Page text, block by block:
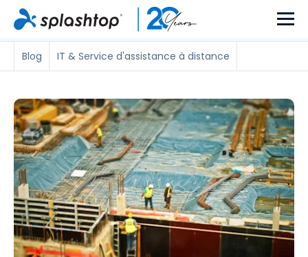
Blog IT & Service d'assistance à distance